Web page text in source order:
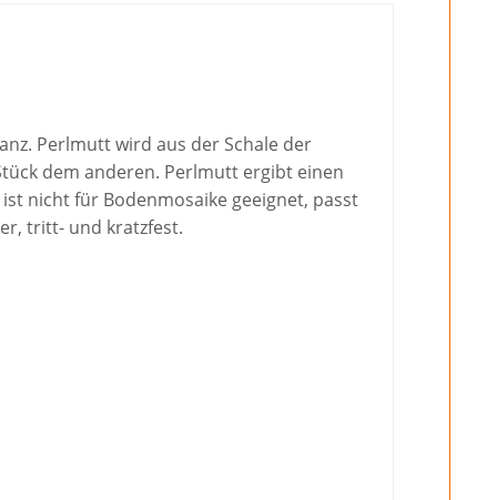
Perlmutt wird aus der Schale der
dem anderen. Perlmutt ergibt einen
nicht für Bodenmosaike geeignet, passt
tritt- und kratzfest.